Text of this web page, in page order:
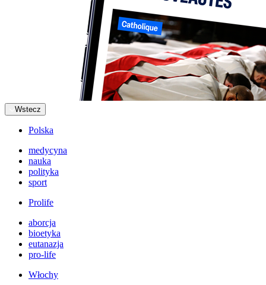
Wstecz
Polska
medycyna
nauka
polityka
sport
Prolife
aborcja
bioetyka
eutanazja
pro-life
Włochy